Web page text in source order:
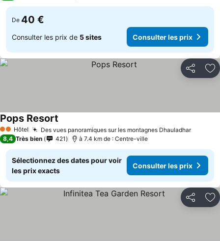
De 40 €
Consulter les prix de 5 sites Consulter les prix
Partager
2 Étoiles
Hôtel Des vues panoramiques sur les montagnes Dhauladhar
Pops Resort
8,4 Très bien 421 à 7.4 km de : Centre-ville
Sélectionnez des dates pour voir
les prix exacts
Consulter les prix
Partager